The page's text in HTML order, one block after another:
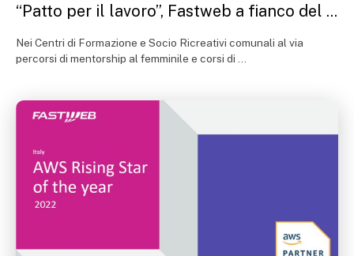
“Patto per il lavoro”, Fastweb a fianco del ...
Nei Centri di Formazione e Socio Ricreativi comunali al via
percorsi di mentorship al femminile e corsi di ...